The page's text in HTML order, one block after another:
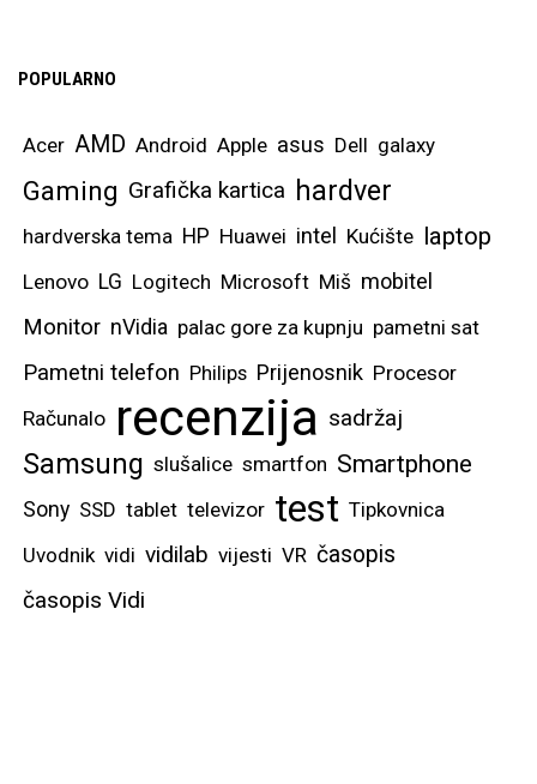
POPULARNO
Acer AMD Android Apple asus Dell galaxy
Gaming Grafička kartica hardver
hardverska tema HP Huawei intel Kućište laptop
Lenovo LG Logitech Microsoft Miš mobitel
Monitor nVidia palac gore za kupnju pametni sat
Pametni telefon Philips Prijenosnik Procesor
Računalo recenzija sadržaj
Samsung slušalice smartfon Smartphone
Sony SSD tablet televizor test Tipkovnica
Uvodnik vidi vidilab vijesti VR časopis
časopis Vidi